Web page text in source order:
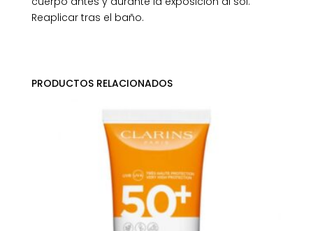
Reaplicar tras el baño.
PRODUCTOS RELACIONADOS